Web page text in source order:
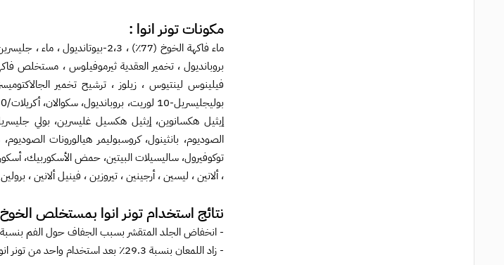
مكوناتتونر انوا :
بروبانديول ، تخمير العقدية ثيرموفيلوس ، مستخلص
فيلينوس لينتيوس ، زيلوز ، ترشيح تخمير
الصوديوم، بانثينول، كروسبوليمر هيالورونات
توكوفيرول، ساليسيلات البيتين، حمض الأسكوربيك،
، ألانين ، ليسين ، أرجينين ، تيروزين ، فينيل ألانين ،
نتائج استخدام تونر انوا بمستخلص
- انخفاض الجلد المتقشر بسبب الجفاف حول الفم بنسبة 88.28٪ بعد استخدام واحد .
- زاد اللمعان بنسبة 29.3٪ بعد استخدام واحد من تونر انوا .